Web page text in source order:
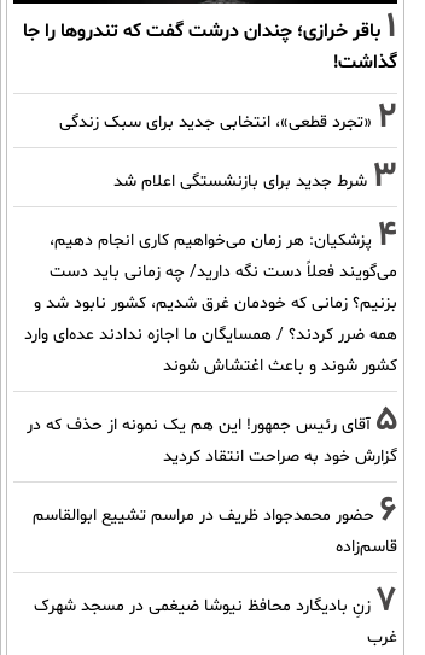
1 باقر خرازی؛ چندان درشت گفت که تندروها را جا
گذاشت!
2 «تجرد قطعی»، انتخابی جدید برای سبک زندگی
3 شرط جدید برای بازنشستگی اعلام شد
4 پزشکیان: هر زمان می‌خواهیم کاری انجام دهیم،
می‌گویند فعلاً دست نگه دارید/ چه زمانی باید دست
بزنیم؟ زمانی که خودمان غرق شدیم، کشور نابود شد و
همه ضرر کردند؟ / همسایگان ما اجازه ندادند عده‌ای وارد
کشور شوند و باعث اغتشاش شوند
5 آقای رئیس جمهور! این هم یک نمونه از حذف که در
گزارش خود به صراحت انتقاد کردید
6 حضور محمدجواد ظریف در مراسم تشییع ابوالقاسم
قاسم‌زاده
7 زنِ بادیگارد محافظ نیوشا ضیغمی در مسجد شهرک
غرب